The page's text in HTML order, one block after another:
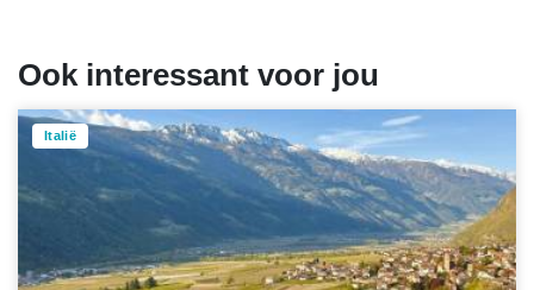
Ook interessant voor jou
Italië